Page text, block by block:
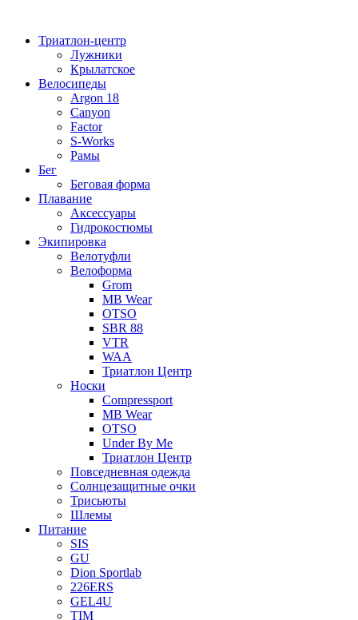
содержимому
Триатлон-центр
Лужники
Крылатское
Велосипеды
Argon 18
Canyon
Factor
S-Works
Рамы
Бег
Беговая форма
Плавание
Аксессуары
Гидрокостюмы
Экипировка
Велотуфли
Велоформа
Grom
MB Wear
OTSO
SBR 88
VTR
WAA
Триатлон Центр
Носки
Compressport
MB Wear
OTSO
Under By Me
Триатлон Центр
Повседневная одежда
Солнцезащитные очки
Трисьюты
Шлемы
Питание
SIS
GU
Dion Sportlab
226ERS
GEL4U
TIM